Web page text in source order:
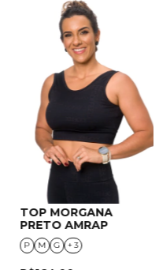
TOP MORGANA
PRETO AMRAP
P M G + 3